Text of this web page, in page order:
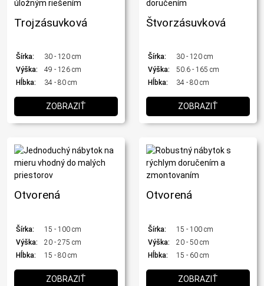
Trojzásuvková
Šírka:
30 - 120 cm
Výška:
49 - 126 cm
Hĺbka:
34 - 80 cm
ZOBRAZIŤ
Štvorzásuvková
Šírka:
30 - 120 cm
Výška:
50.6 - 165 cm
Hĺbka:
34 - 80 cm
ZOBRAZIŤ
Otvorená
Šírka:
15 - 100 cm
Výška:
20 - 275 cm
Hĺbka:
15 - 80 cm
ZOBRAZIŤ
Otvorená
Šírka:
15 - 100 cm
Výška:
20 - 50 cm
Hĺbka:
15 - 60 cm
ZOBRAZIŤ